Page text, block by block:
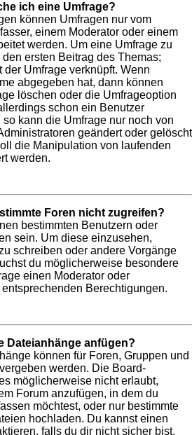
ich eine Umfrage?
können Umfragen nur vom
einem Moderator oder einem
werden. Um eine Umfrage zu
ersten Beitrag des Themas;
der Umfrage verknüpft. Wenn
abgegeben hat, dann können
löschen oder die Umfrageoption
schon ein Benutzer
kann die Umfrage nur noch von
geändert oder gelöscht
die Manipulation von laufenden
werden.
Foren nicht zugreifen?
bestimmten Benutzern oder
sein. Um diese einzusehen,
schreiben oder andere Vorgänge
du möglicherweise besondere
einen Moderator oder
Berechtigungen.
Dateianhänge anfügen?
können für Foren, Gruppen und
werden. Die Board-
möglicherweise nicht erlaubt,
Forum anzufügen, in dem du
möchtest, oder nur bestimmte
hochladen. Du kannst einen
falls du dir nicht sicher bist,